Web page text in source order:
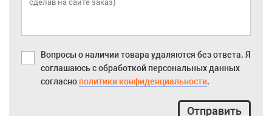
Вопросы о наличии товара удаляются без ответа. Я
соглашаюсь с обработкой персональных данных
согласно политики конфиденциальности.
Отправить